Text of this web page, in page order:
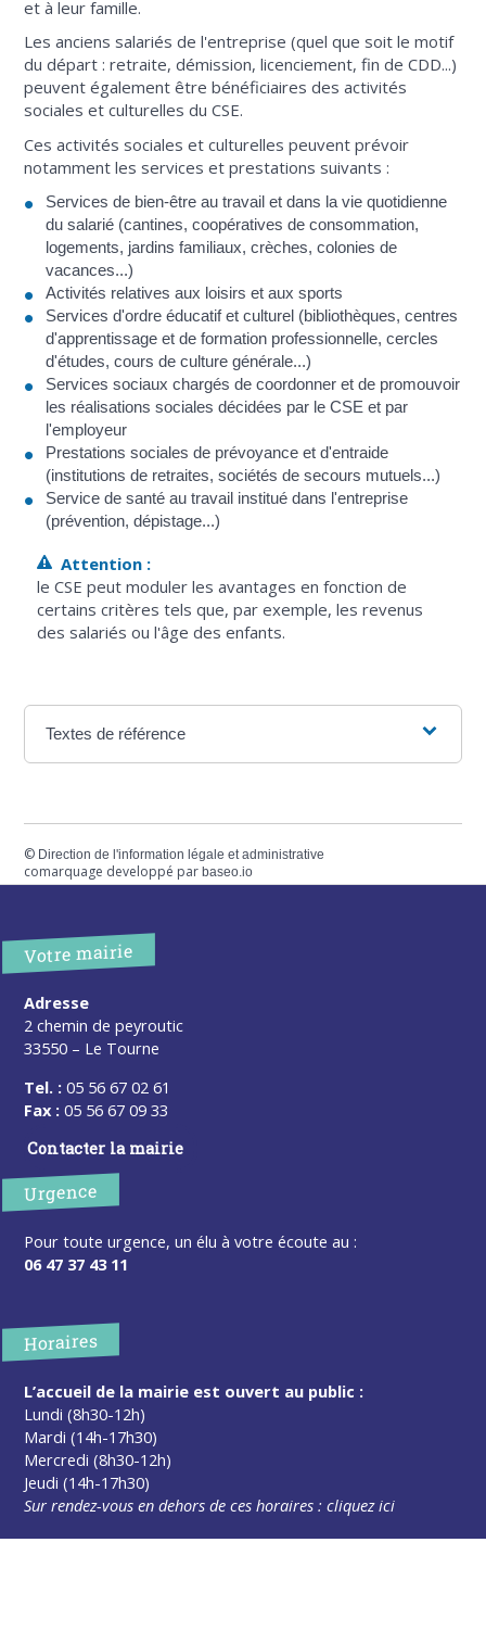
et à leur famille.
Les anciens salariés de l'entreprise (quel que soit le motif
du départ : retraite, démission, licenciement, fin de CDD...)
peuvent également être bénéficiaires des activités
sociales et culturelles du CSE.
Ces activités sociales et culturelles peuvent prévoir
notamment les services et prestations suivants :
Services de bien-être au travail et dans la vie quotidienne
du salarié (cantines, coopératives de consommation,
logements, jardins familiaux, crèches, colonies de
vacances...)
Activités relatives aux loisirs et aux sports
Services d'ordre éducatif et culturel (bibliothèques, centres
d'apprentissage et de formation professionnelle, cercles
d'études, cours de culture générale...)
Services sociaux chargés de coordonner et de promouvoir
les réalisations sociales décidées par le CSE et par
l'employeur
Prestations sociales de prévoyance et d'entraide
(institutions de retraites, sociétés de secours mutuels...)
Service de santé au travail institué dans l'entreprise
(prévention, dépistage...)
Attention :
le CSE peut moduler les avantages en fonction de
certains critères tels que, par exemple, les revenus
des salariés ou l'âge des enfants.
Textes de référence
© Direction de l'information légale et administrative
comarquage developpé parbaseo.io
Votre mairie
Adresse
2 chemin de peyroutic
33550 – Le Tourne
Tel. : 05 56 67 02 61
Fax : 05 56 67 09 33
Contacter la mairie
Urgence
Pour toute urgence, un élu à votre écoute au :
06 47 37 43 11
Horaires
L’accueil de la mairie est ouvert au public :
Lundi (8h30-12h)
Mardi (14h-17h30)
Mercredi (8h30-12h)
Jeudi (14h-17h30)
Sur rendez-vous en dehors de ces horaires :cliquez ici